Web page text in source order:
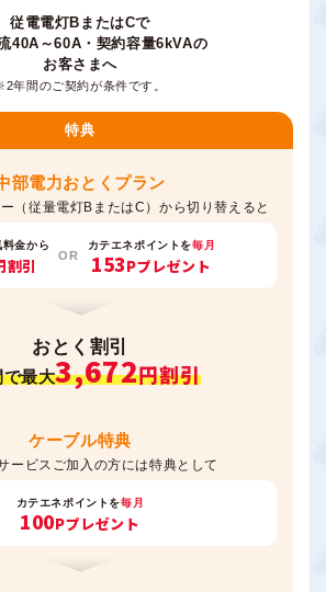
従電電灯BまたはCで
40A～60A・契約容量6kVAの
お客さまへ
年間のご契約が条件です。
特典
部電力おとくプラン
（従量電灯BまたはC）から切り替えると
料金から
割引
OR
カテエネポイントを毎月
153Pプレゼント
おとく割引
で最大3,672円割引
ケーブル特典
ービスご加入の方には特典として
カテエネポイントを毎月
100Pプレゼント